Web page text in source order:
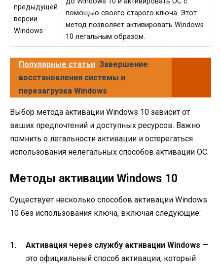
предыдущей
версии
Windows
помощью своего старого ключа. Этот
метод позволяет активировать Windows
10 легальным образом.
Популярные статьи Завершение
восстановления системы и
перезагрузка Windows
Выбор метода активации Windows 10 зависит от
ваших предпочтений и доступных ресурсов. Важно
помнить о легальности активации и остерегаться
использования нелегальных способов активации ОС.
Методы активации Windows 10
Существует несколько способов активации Windows
10 без использования ключа, включая следующие:
Активация через службу активации Windows —
это официальный способ активации, который